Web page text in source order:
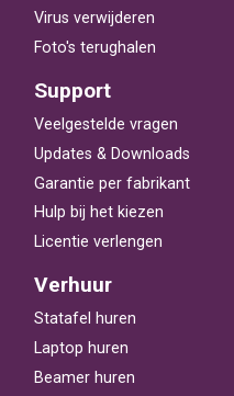
Virus verwijderen
Foto's terughalen
Support
Veelgestelde vragen
Updates & Downloads
Garantie per fabrikant
Hulp bij het kiezen
Licentie verlengen
Verhuur
Statafel huren
Laptop huren
Beamer huren